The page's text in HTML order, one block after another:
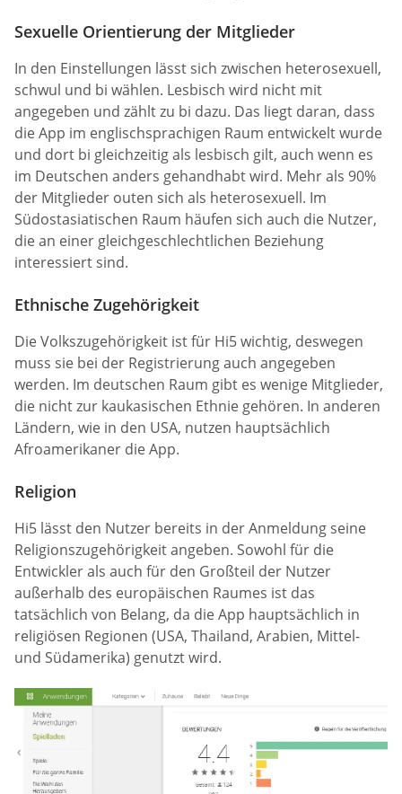
Sexuelle Orientierung der Mitglieder
In den Einstellungen lässt sich zwischen heterosexuell,
schwul und bi wählen. Lesbisch wird nicht mit
angegeben und zählt zu bi dazu. Das liegt daran, dass
die App im englischsprachigen Raum entwickelt wurde
und dort bi gleichzeitig als lesbisch gilt, auch wenn es
im Deutschen anders gehandhabt wird. Mehr als 90%
der Mitglieder outen sich als heterosexuell. Im
Südostasiatischen Raum häufen sich auch die Nutzer,
die an einer gleichgeschlechtlichen Beziehung
interessiert sind.
Ethnische Zugehörigkeit
Die Volkszugehörigkeit ist für Hi5 wichtig, deswegen
muss sie bei der Registrierung auch angegeben
werden. Im deutschen Raum gibt es wenige Mitglieder,
die nicht zur kaukasischen Ethnie gehören. In anderen
Ländern, wie in den USA, nutzen hauptsächlich
Afroamerikaner die App.
Religion
Hi5 lässt den Nutzer bereits in der Anmeldung seine
Religionszugehörigkeit angeben. Sowohl für die
Entwickler als auch für den Großteil der Nutzer
außerhalb des europäischen Raumes ist das
tatsächlich von Belang, da die App hauptsächlich in
religiösen Regionen (USA, Thailand, Arabien, Mittel-
und Südamerika) genutzt wird.